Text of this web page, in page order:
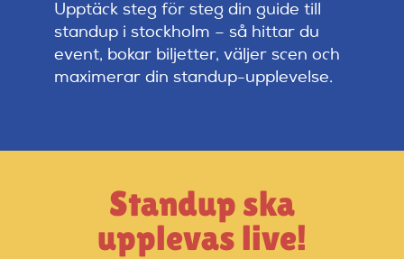
Tidigare lineup
StandUpSverige PODDEN
Upptäck steg för steg din guide till
standup i stockholm – så hittar du
event, bokar biljetter, väljer scen och
maximerar din standup-upplevelse.
Standup ska
upplevas live!